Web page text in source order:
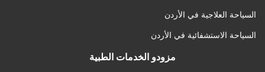
السياحة العلاجية في الأردن
السياحة الاستشفائية في الأردن
مزودو الخدمات الطبية